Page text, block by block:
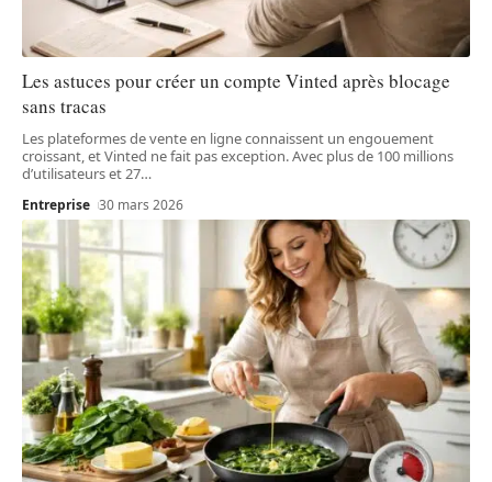
Les astuces pour créer un compte Vinted après blocage
sans tracas
Les plateformes de vente en ligne connaissent un engouement
croissant, et Vinted ne fait pas exception. Avec plus de 100 millions
d’utilisateurs et 27…
Entreprise 30 mars 2026